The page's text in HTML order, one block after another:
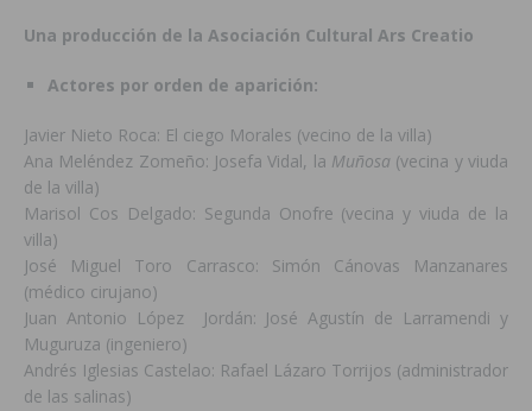
Una producción de la Asociación Cultural Ars Creatio
Actores por orden de aparición:
Javier Nieto Roca: El ciego Morales (vecino de la villa)
Ana Meléndez Zomeño: Josefa Vidal, la Muñosa (vecina y viuda
de la villa)
Marisol Cos Delgado: Segunda Onofre (vecina y viuda de la
villa)
José Miguel Toro Carrasco: Simón Cánovas Manzanares
(médico cirujano)
Juan Antonio López Jordán: José Agustín de Larramendi y
Muguruza (ingeniero)
Andrés Iglesias Castelao: Rafael Lázaro Torrijos (administrador
de las salinas)